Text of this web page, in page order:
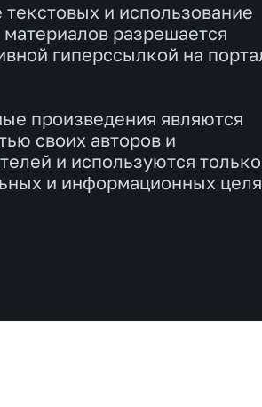
и использование
разрешается
гиперссылкой на
произведения являются
своих авторов и
и используются
и информационных